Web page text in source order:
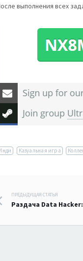
выполнения всех
Казуальная игра
ПРЕДЫДУЩАЯ СТАТЬЯ
Раздача Data